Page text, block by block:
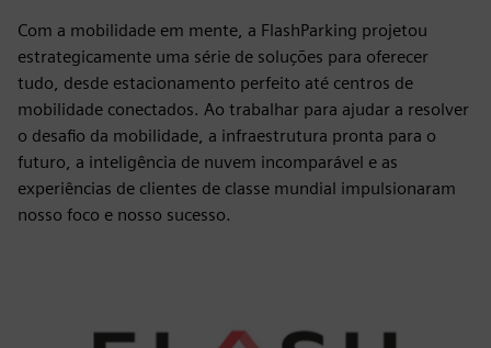
Com a mobilidade em mente, a FlashParking projetou
estrategicamente uma série de soluções para oferecer
tudo, desde estacionamento perfeito até centros de
mobilidade conectados. Ao trabalhar para ajudar a resolver
o desafio da mobilidade, a infraestrutura pronta para o
futuro, a inteligência de nuvem incomparável e as
experiências de clientes de classe mundial impulsionaram
nosso foco e nosso sucesso.